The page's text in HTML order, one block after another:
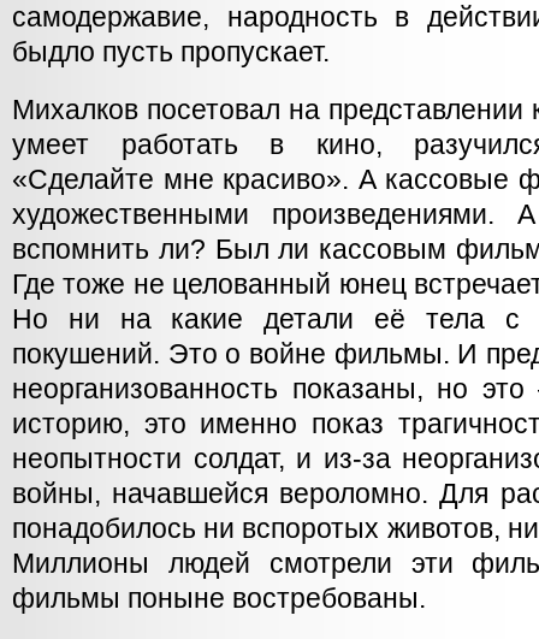
самодержавие, народность в
быдло пусть пропускает.
Михалков посетовал на представлении
умеет работать в кино,
«Сделайте мне красиво». А кассовые
художественными произведениями.
вспомнить ли? Был ли кассовым
Где тоже не целованный юнец
Но ни на какие детали её тела с
покушений. Это о войне фильмы. И
неорганизованность показаны, но
историю, это именно показ
неопытности солдат, и из-за
войны, начавшейся вероломно. Для
понадобилось ни вспоротых животов,
Миллионы людей смотрели эти
фильмы поныне востребованы.